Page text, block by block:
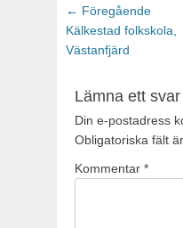
← Föregående
inlägg:
Kälkestad folkskola,
Västanfjärd
Lämna ett svar
Din e-postadress
Obligatoriska fält
Kommentar *